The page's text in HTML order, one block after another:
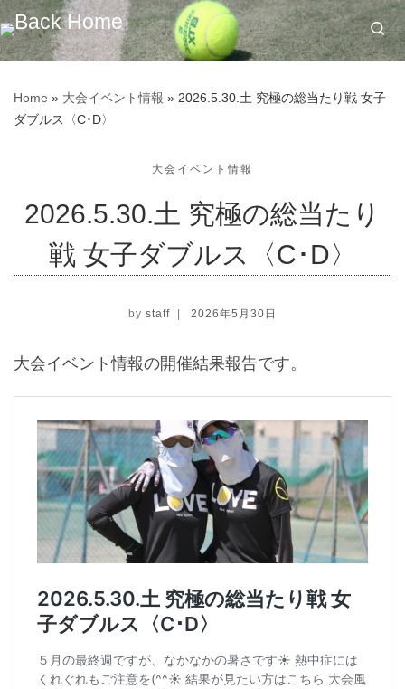
Skip to content
Home » 大会イベント情報 » 2026.5.30.土 究極の総当たり戦 女子
ダブルス〈C･D〉
大会イベント情報
2026.5.30.土 究極の総当たり
戦 女子ダブルス〈C･D〉
by staff | 2026年5月30日
大会イベント情報の開催結果報告です。